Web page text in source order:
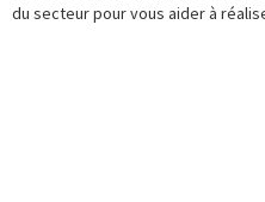
Nos agences
du secteur pour vous aider à